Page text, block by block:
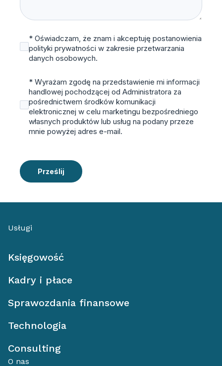
* Oświadczam, że znam i akceptuję postanowienia
polityki prywatności w zakresie przetwarzania
danych osobowych.
* Wyrażam zgodę na przedstawienie mi informacji
handlowej pochodzącej od Administratora za
pośrednictwem środków komunikacji
elektronicznej w celu marketingu bezpośredniego
własnych produktów lub usług na podany przeze
mnie powyżej adres e-mail.
Prześlij
Usługi
Księgowość
Kadry i płace
Sprawozdania finansowe
Technologia
Consulting
O nas